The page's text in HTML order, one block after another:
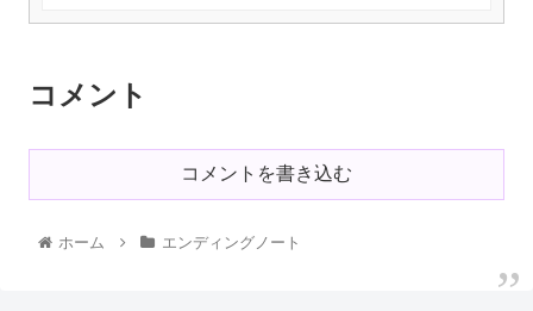
コメント
コメントを書き込む
ホーム エンディングノート